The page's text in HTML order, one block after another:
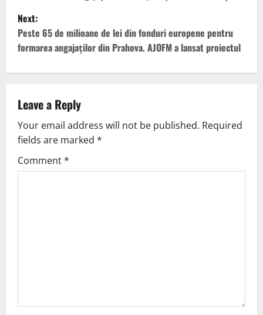
Next:
Peste 65 de milioane de lei din fonduri europene pentru
formarea angajaților din Prahova. AJOFM a lansat proiectul
Leave a Reply
Your email address will not be published. Required
fields are marked *
Comment*